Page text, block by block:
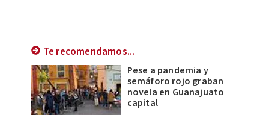
Te recomendamos...
Pese a pandemia y
semáforo rojo graban
novela en Guanajuato
capital